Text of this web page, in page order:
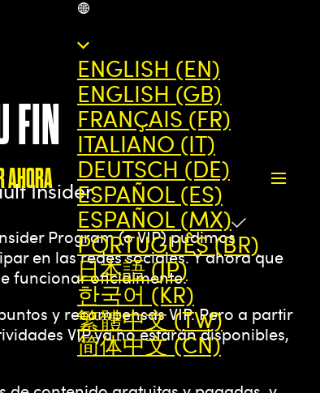
AHORA
ENGLISH (EN)
ENGLISH (GB)
FRANÇAIS (FR)
ITALIANO (IT)
DEUTSCH (DE)
ESPAÑOL (ES)
ESPAÑOL (MX)
PORTUGUÊS (BR)
日本語 (JP)
한국어 (KR)
繁體中文 (TW)
简体中文 (CN)
FIN
Insider.
Program (o VIP) pudimos
en las redes sociales. Y ahora que
funcionar oficialmente.
y recompensas VIP. Pero a partir
VIP ya no estarán disponibles,